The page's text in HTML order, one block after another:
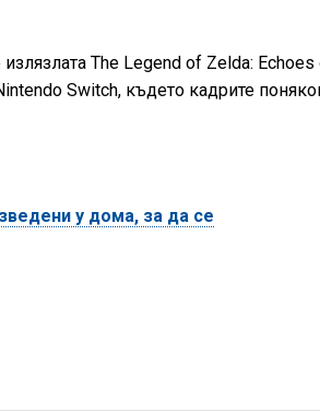
The Legend of Zelda:
Switch, където кадрите
у дома, за да се